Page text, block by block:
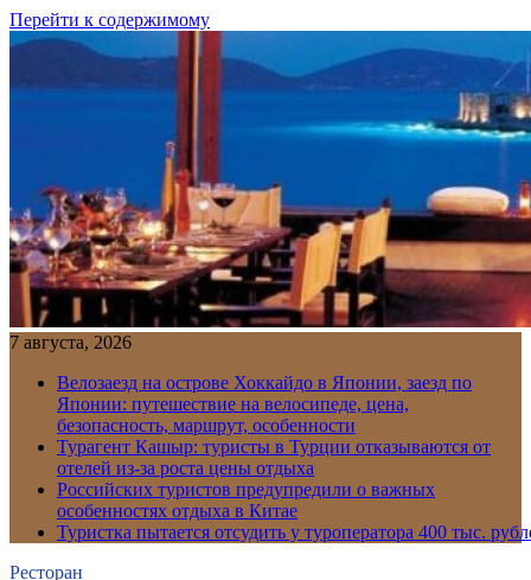
Перейти к содержимому
7 августа, 2026
Велозаезд на острове Хоккайдо в Японии, заезд по
Японии: путешествие на велосипеде, цена,
безопасность, маршрут, особенности
Турагент Кашыр: туристы в Турции отказываются от
отелей из-за роста цены отдыха
Российских туристов предупредили о важных
особенностях отдыха в Китае
Туристка пытается отсудить у туроператора 400 тыс.
Ресторан